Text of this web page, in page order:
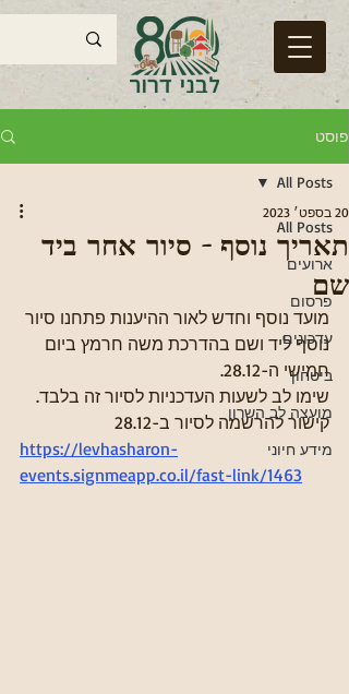
פוסט
All Posts
ארועים
פרסום
עדכונים
ביטחון
מועצה לב השרון
מידע חיוני
All Posts
תאריך נוסף - סיור אחר ביד
שם
20 בספט׳ 2023
מועד נוסף וחדש לאור ההיענות פתחנו סיור
נוסף ליד ושם בהדרכת משה חרמץ ביום
חמישי ה-28.12.
שימו לב לשעות העדכניות לסיור זה בלבד.
קישור להרשמה לסיור ב-28.12
https://levhasharon-
events.signmeapp.co.il/fast-link/1463